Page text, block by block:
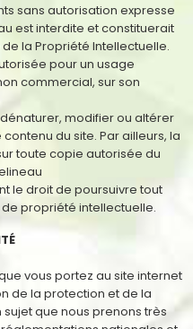
sans autorisation expresse
est interdite et constituerait
la Propriété Intellectuelle.
pour un usage
commercial, sur son
modifier ou altérer
du site. Par ailleurs, la
toute copie autorisée du
le droit de poursuivre tout
propriété intellectuelle.
vous portez au site internet
de la protection et de la
que nous prenons très